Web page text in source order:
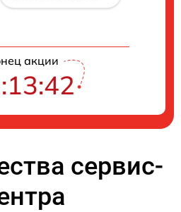
акции
сервис-